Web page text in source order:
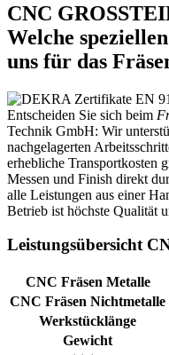
CNC
Welche
uns für das
Entscheiden Sie sich beim
Technik GmbH: Wir
nachgelagerten
erhebliche Transportkosten
Messen und Finish direkt
alle Leistungen aus einer
Betrieb ist höchste Qualität
Leistungsübersicht
CNC Fräsen Metalle
CNC Fräsen Nichtmetalle
Werkstücklänge
Gewicht